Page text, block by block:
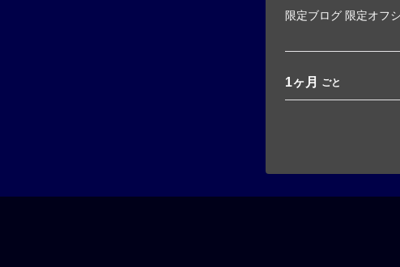
限定ブログ 限定オフ
1ヶ月 ごと